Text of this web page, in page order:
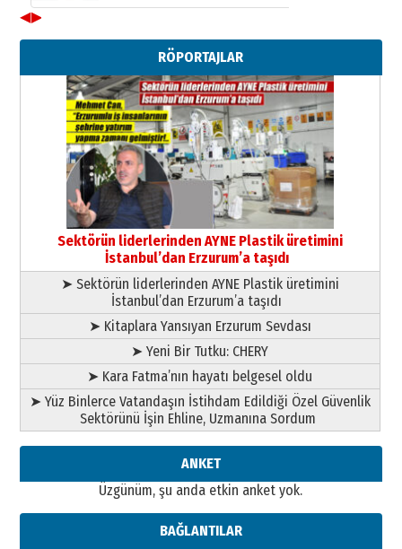
Erzurumspor’un köşe taşları
29 Haziran 2026 Pazartesi
Kenan GÜLERCİ
Murat Şahsuvaroğlu ERKON’da
çıtayı yukarı taşırken,
yönetimdekiler aşağı
çekmemeli!
17 Şubat 2026 Salı Orhan BOZKURT
Bir fotoğraf, bir şehir, bir
gazeteci… Dizginler kimin
elinde?
A. Berhan Yılmaz
BİR BÖLÜM DEĞİL, BİR ÖMÜR
SEÇİYORSUNUZ… “NEDEN
ATATÜRK ÜNİVERSİTESİ?”
28 Temmuz 2026 Salı
Ahmet Gökhan YAZICI
Ahmed Yesevi’den bir Alperen…
”Reisimiz” idi… Hakka yürüdü.!
26 Mart 2026 Perşembe
gönül adamı Faruk Terzioğlu!
◀▶
RÖPORTAJLAR
Sektörün liderlerinden AYNE Plastik üretimini
İstanbul’dan Erzurum’a taşıdı
➤ Sektörün liderlerinden AYNE Plastik üretimini
İstanbul’dan Erzurum’a taşıdı
➤ Kitaplara Yansıyan Erzurum Sevdası
➤ Yeni Bir Tutku: CHERY
➤ Kara Fatma’nın hayatı belgesel oldu
➤ Yüz Binlerce Vatandaşın İstihdam Edildiği Özel Güvenlik
Sektörünü İşin Ehline, Uzmanına Sordum
ANKET
Üzgünüm, şu anda etkin anket yok.
BAĞLANTILAR